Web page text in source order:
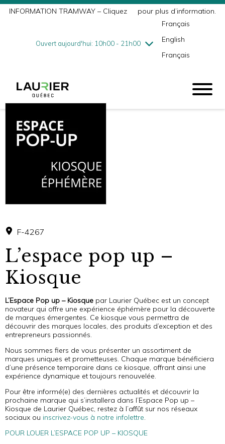
INFORMATION TRAMWAY – Cliquez pour plus d’information.
Ouvert aujourd'hui: 10h00 - 21h00
mercredi8/5
10h00 - 18h00
vendredi8/7
10h00 - 21h00
Français
English
Français
F-4267
L’espace pop up –
Kiosque
L’Espace Pop up – Kiosque par Laurier Québec est un concept
novateur qui offre une expérience éphémère pour la découverte
de marques émergentes. Ce kiosque vous permettra de
découvrir des marques locales, des produits d’exception et des
entrepreneurs passionnés.
Nous sommes fiers de vous présenter un assortiment de
marques uniques et prometteuses. Chaque marque bénéficiera
d’une présence temporaire dans ce kiosque, offrant ainsi une
expérience dynamique et toujours renouvelée.
Pour être informé(e) des dernières actualités et découvrir la
prochaine marque qui s’installera dans l’Espace Pop up –
Kiosque de Laurier Québec, restez à l’affût sur nos réseaux
sociaux ou inscrivez-vous à notre infolettre.
POUR LOUER L’ESPACE POP UP – KIOSQUE